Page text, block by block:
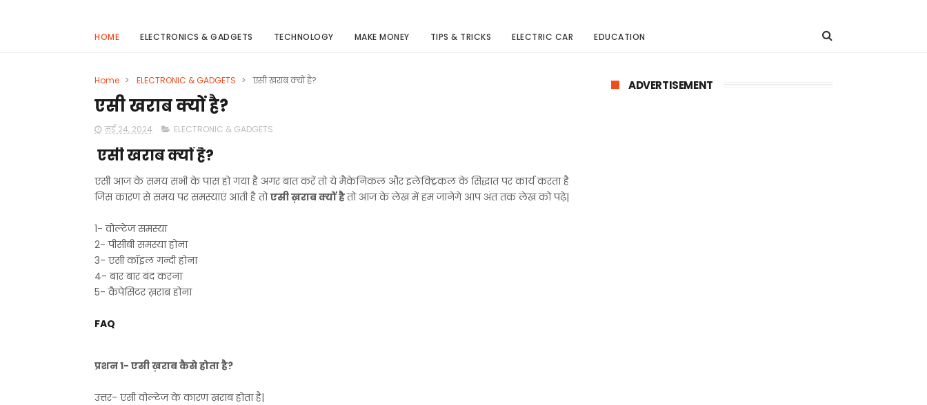
HOME ELECTRONICS & GADGETS TECHNOLOGY MAKE MONEY TIPS & TRICKS ELECTRIC CAR EDUCATION
Home > ELECTRONIC & GADGETS > एसी खराब क्यों है?
एसी खराब क्यों है?
मई 24, 2024 ELECTRONIC & GADGETS
एसी खराब क्यों है?
एसी आज के समय सभी के पास हो गया है अगर बात करें तो ये मैकेनिकल और इलेक्ट्रिकल के सिद्धात पर कार्य करता है
जिस कारण से समय पर समस्याएं आती है तोएसी ख़राब क्यों हैतो आज के लेख में हम जानेगे आप अंत तक लेख को पढ़े|
1- वोल्टेज समस्या
2- पीसीबी समस्या होना
3- एसी कॉइल गन्दी होना
4- बार बार बंद करना
5- कैपेसिटर ख़राब होना
FAQ
प्रशन 1- एसी ख़राब कैसे होता है?
उत्तर- एसी वोल्टेज के कारण ख़राब होता है|
ADVERTISEMENT